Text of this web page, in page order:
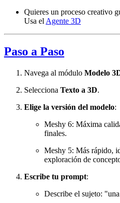
Quieres un proceso creativo
Usa el Agente 3D
Paso a Paso
Navega al módulo Modelo
Selecciona Texto a 3D.
Elige la versión del modelo:
Meshy 6: Máxima
finales.
Meshy 5: Más rápido,
exploración de
Escribe tu prompt:
Describe el sujeto: